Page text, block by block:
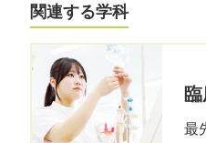
関連する学科
最